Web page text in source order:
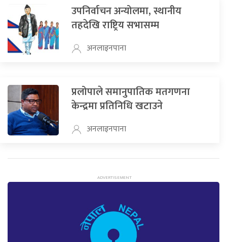
उपनिर्वाचन अन्योलमा, स्थानीय
तहदेखि राष्ट्रिय सभासम्म
अनलाइनपाना
प्रलोपाले समानुपातिक मतगणना
केन्द्रमा प्रतिनिधि खटाउने
अनलाइनपाना